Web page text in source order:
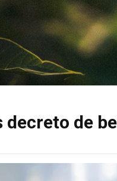
decreto de